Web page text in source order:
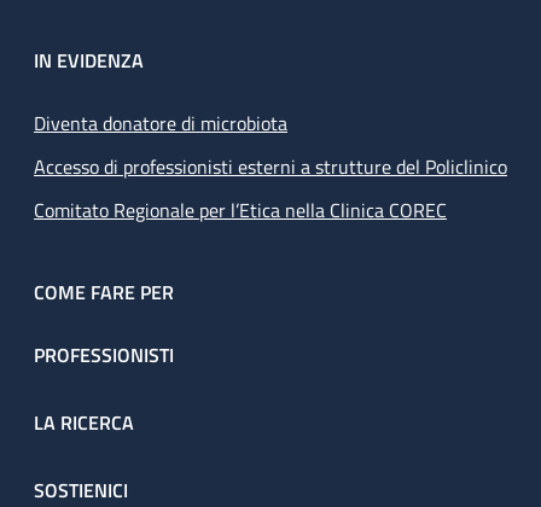
IN EVIDENZA
Diventa donatore di microbiota
Accesso di professionisti esterni a strutture del Policlinico
Comitato Regionale per l’Etica nella Clinica COREC
COME FARE PER
PROFESSIONISTI
LA RICERCA
SOSTIENICI